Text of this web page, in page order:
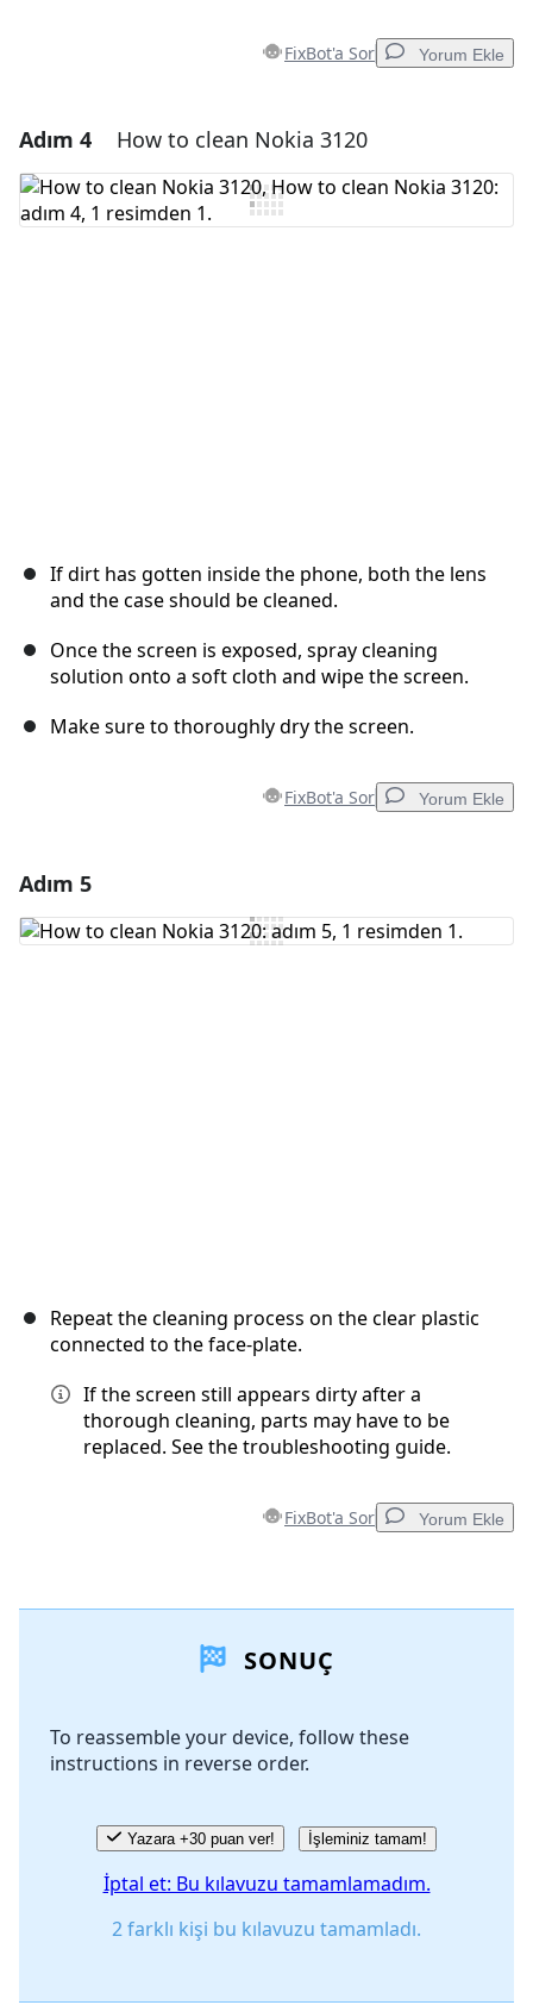
FixBot'a Sor Yorum Ekle
Yorum Ekle
Yorum Ekle
Adım 4 How to clean Nokia 3120
If dirt has gotten inside the phone, both the lens
and the case should be cleaned.
Once the screen is exposed, spray cleaning
solution onto a soft cloth and wipe the screen.
Make sure to thoroughly dry the screen.
FixBot'a Sor Yorum Ekle
Yorum Ekle
Adım 5
Repeat the cleaning process on the clear plastic
connected to the face-plate.
If the screen still appears dirty after a
thorough cleaning, parts may have to be
replaced. See the troubleshooting guide.
FixBot'a Sor Yorum Ekle
SONUÇ
To reassemble your device, follow these
instructions in reverse order.
Yazara +30 puan ver! İşleminiz tamam!
İptal et: Bu kılavuzu tamamlamadım.
2 farklı kişi bu kılavuzu tamamladı.